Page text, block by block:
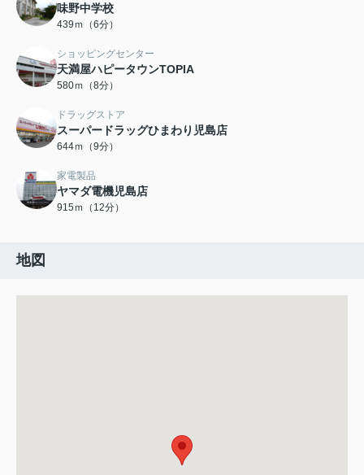
味野中学校
439ｍ（6分）
ショッピングセンター
天満屋ハピータウンTOPIA
580ｍ（8分）
ドラッグストア
スーパードラッグひまわり児島店
644ｍ（9分）
家電製品
ヤマダ電機児島店
915ｍ（12分）
地図